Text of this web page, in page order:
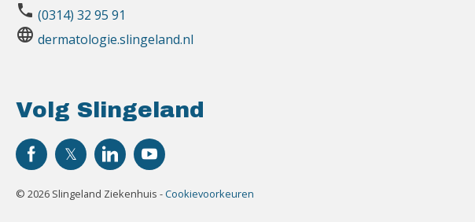
phone (0314) 32 95 91
language dermatologie.slingeland.nl
Volg Slingeland
© 2026 Slingeland Ziekenhuis -Cookievoorkeuren